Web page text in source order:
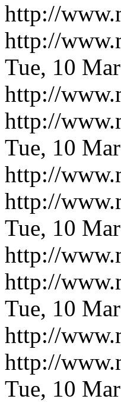
http://
http://
Tue, 10
http://
http://
Tue, 10
http://
http://
Tue, 10
http://
http://
Tue, 10
http://
http://
Tue, 10